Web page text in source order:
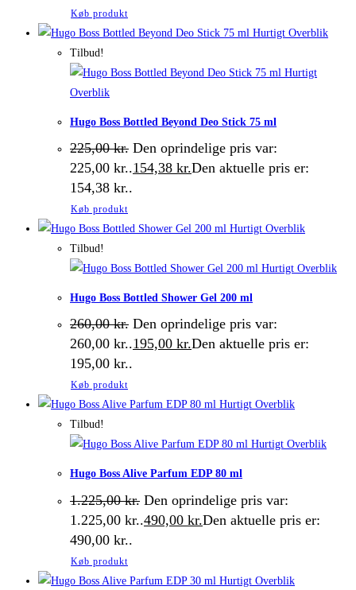
Køb produkt
Hurtigt Overblik
Tilbud!
Hurtigt
Overblik
Hugo Boss Bottled Beyond Deo Stick 75 ml
225,00kr. Den oprindelige pris var:
225,00 kr..154,38 kr.Den aktuelle pris er:
154,38 kr..
Køb produkt
Hurtigt Overblik
Tilbud!
Hurtigt Overblik
Hugo Boss Bottled Shower Gel 200 ml
260,00kr. Den oprindelige pris var:
260,00 kr..195,00 kr.Den aktuelle pris er:
195,00 kr..
Køb produkt
Hurtigt Overblik
Tilbud!
Hurtigt Overblik
Hugo Boss Alive Parfum EDP 80 ml
1.225,00kr. Den oprindelige pris var:
1.225,00 kr..490,00 kr.Den aktuelle pris er:
490,00 kr..
Køb produkt
Hurtigt Overblik